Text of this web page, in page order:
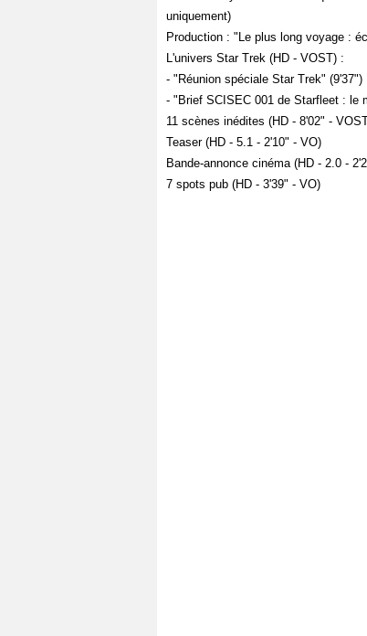
uniquement)
Production : "Le plus long voyage :
L'univers Star Trek (HD - VOST) :
- "Réunion spéciale Star Trek" (9'37")
- "Brief SCISEC 001 de Starfleet : le
11 scènes inédites (HD - 8'02" -
Teaser (HD - 5.1 - 2'10" - VO)
Bande-annonce cinéma (HD - 2.0 -
7 spots pub (HD - 3'39" - VO)